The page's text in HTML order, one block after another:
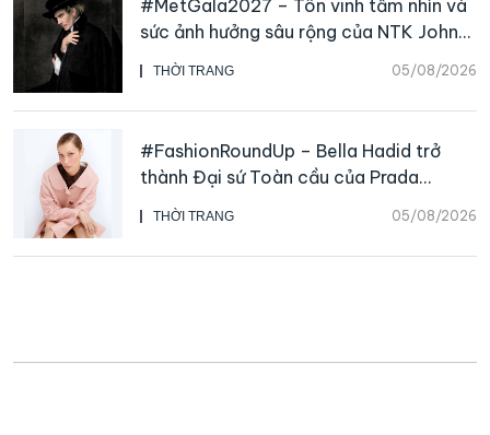
THỜI TRANG 05/08/2026
#MetGala2027 – Tôn vinh tầm nhìn và
sức ảnh hưởng sâu rộng của NTK John
Galliano
THỜI TRANG 05/08/2026
#FashionRoundUp – Bella Hadid trở
thành Đại sứ Toàn cầu của Prada
Beauty, CHANEL mua lại Charvet